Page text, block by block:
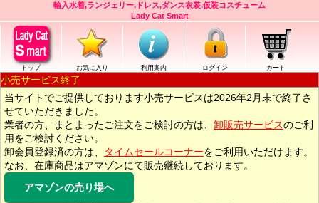
輸入水着,ランジェリー,ドレス,ダンス衣装,仮装コスチューム
Lady Cat Smart
トップ お気に入り 利用案内 ログイン カート
小売サービス終了
当サイトでご提供しております小売サービスは2026年2月末で終了さ
せていただきました。
業者の方、まとまったご注文をご検討の方は、 卸販売サービスのご利
用をご検討ください。
卸会員登録済の方は、
タイムセールコーナーをご利用いただけます。
なお、在庫商品はアマゾンにて販売継続しております。
アマゾンの売り場へ